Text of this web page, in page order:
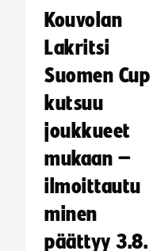
Kouvolan
Lakritsi
Suomen Cup
kutsuu
joukkueet
mukaan –
ilmoittautu
minen
päättyy 3.8.